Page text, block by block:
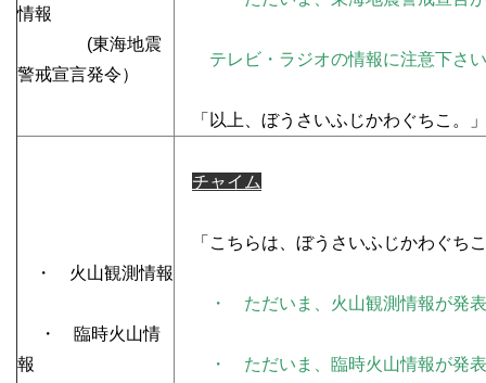
情報
(東海地震
警戒宣言発令）
テレビ・ラジオの情報に注意下さ
「以上、ぼうさいふじかわぐちこ。」
・ 火山観測情報
・ 臨時火山情
報
チャイム
「こちらは、ぼうさいふじかわぐち
・ ただいま、火山観測情報が発
・ ただいま、臨時火山情報が発表